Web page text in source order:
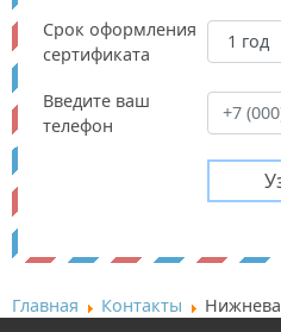
Срок оформления
сертификата
Введите ваш
телефон
Главная Контакты